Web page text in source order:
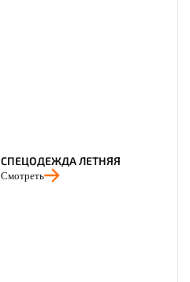
СПЕЦОДЕЖДА ЛЕТНЯЯ
Смотреть